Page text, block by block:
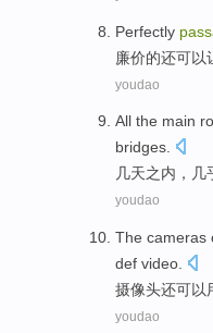
Perfectly
廉价的还可以
youdao
All the main
bridges.
几天之内 ，几
youdao
The cameras
def video
摄像头还可以
youdao